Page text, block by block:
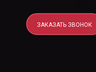
ЗАКАЗАТЬ ЗВОНОК